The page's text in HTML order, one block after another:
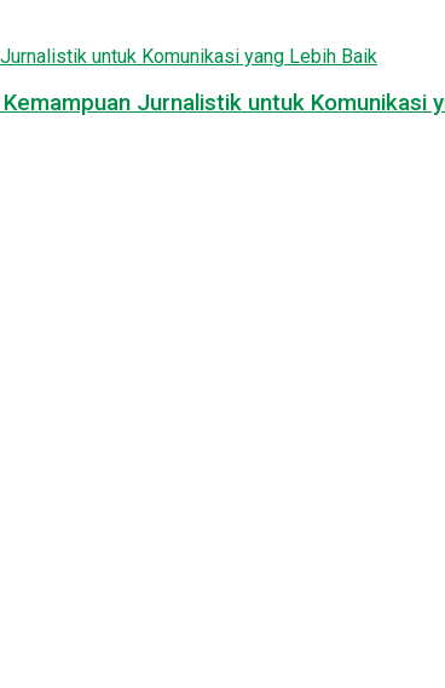
Jurnalistik untuk Komunikasi